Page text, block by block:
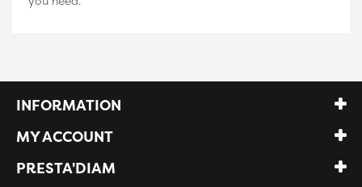
INFORMATION
MY ACCOUNT
PRESTA'DIAM